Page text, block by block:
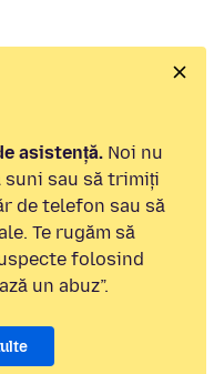
asistență.Noi nu
suni sau să trimiți
de telefon sau să
Te rugăm să
folosind
un abuz”.